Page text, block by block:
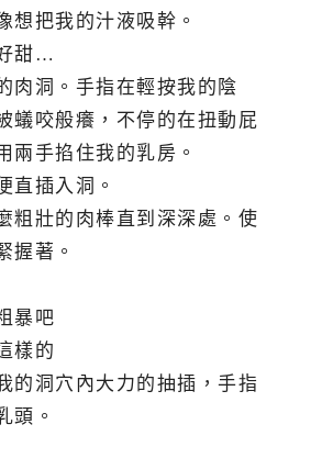
想把我的汁液吸幹。
甜…
肉洞。手指在輕按我的陰
蟻咬般癢，不停的在扭動屁
兩手掐住我的乳房。
直插入洞。
壯的肉棒直到深深處。使
握著。
暴吧
樣的
的洞穴內大力的抽插，手指
頭。